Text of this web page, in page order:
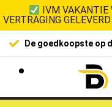
IVM
VERTRAGING
De goedkoopste op